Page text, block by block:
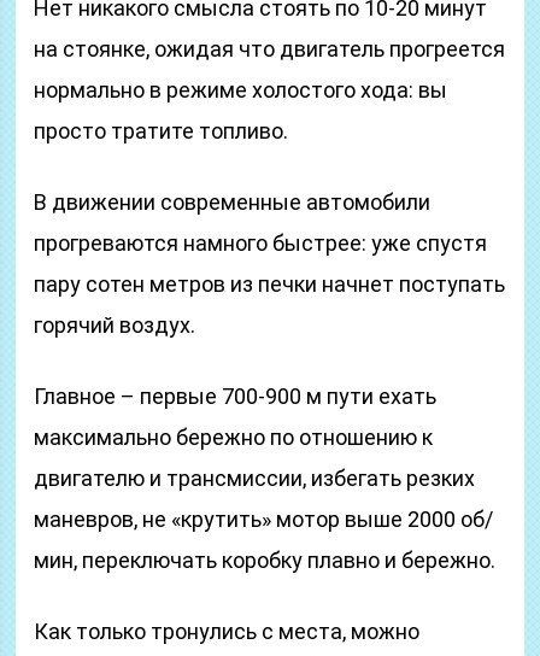
Нет никакого смысла стоять по 10-20 минут
на стоянке, ожидая что двигатель прогреется
нормально в режиме холостого хода: вы
просто тратите топливо.
В движении современные автомобили
прогреваются намного быстрее: уже спустя
пару сотен метров из печки начнет поступать
горячий воздух.
Главное – первые 700-900 м пути ехать
максимально бережно по отношению к
двигателю и трансмиссии, избегать резких
маневров, не «крутить» мотор выше 2000 об/
мин, переключать коробку плавно и бережно.
Как только тронулись с места, можно